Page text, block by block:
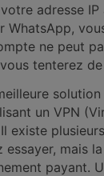
adresse
WhatsApp,
ne peut
tenterez
un VPN
existe
essayer, mais
payant.